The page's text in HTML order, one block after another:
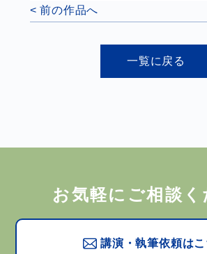
< 前の作品へ
一覧に戻る
お気軽にご相談く
講演・執筆依頼はこ